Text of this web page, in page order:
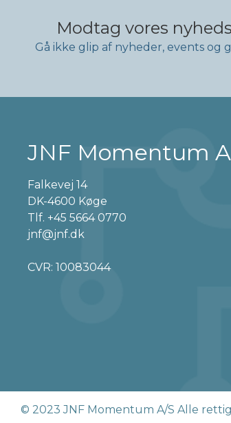
Modtag vores
Gå ikke glip af nyheder, events og
JNF Momentum
Falkevej 14
DK-4600 Køge
Tlf. +45 5664 0770
jnf@jnf.dk
CVR: 10083044
© 2023 JNF Momentum A/S Alle